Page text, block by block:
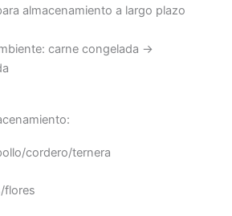
almacenamiento a largo plazo
carne congelada →
cordero/ternera
flores